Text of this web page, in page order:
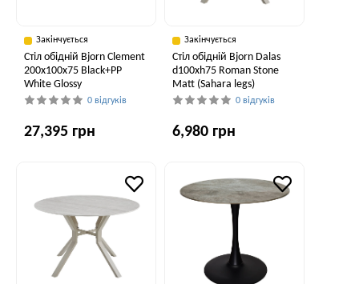
Закінчується
Стіл обідній Bjorn Clement
200x100x75 Black+PP
White Glossy
0 відгуків
27,395 грн
Закінчується
Стіл обідній Bjorn Dalas
d100xh75 Roman Stone
Matt (Sahara legs)
0 відгуків
6,980 грн